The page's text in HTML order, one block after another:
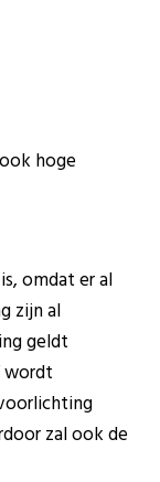
hoge
omdat er al
zijn al
geldt
wordt
zal ook de